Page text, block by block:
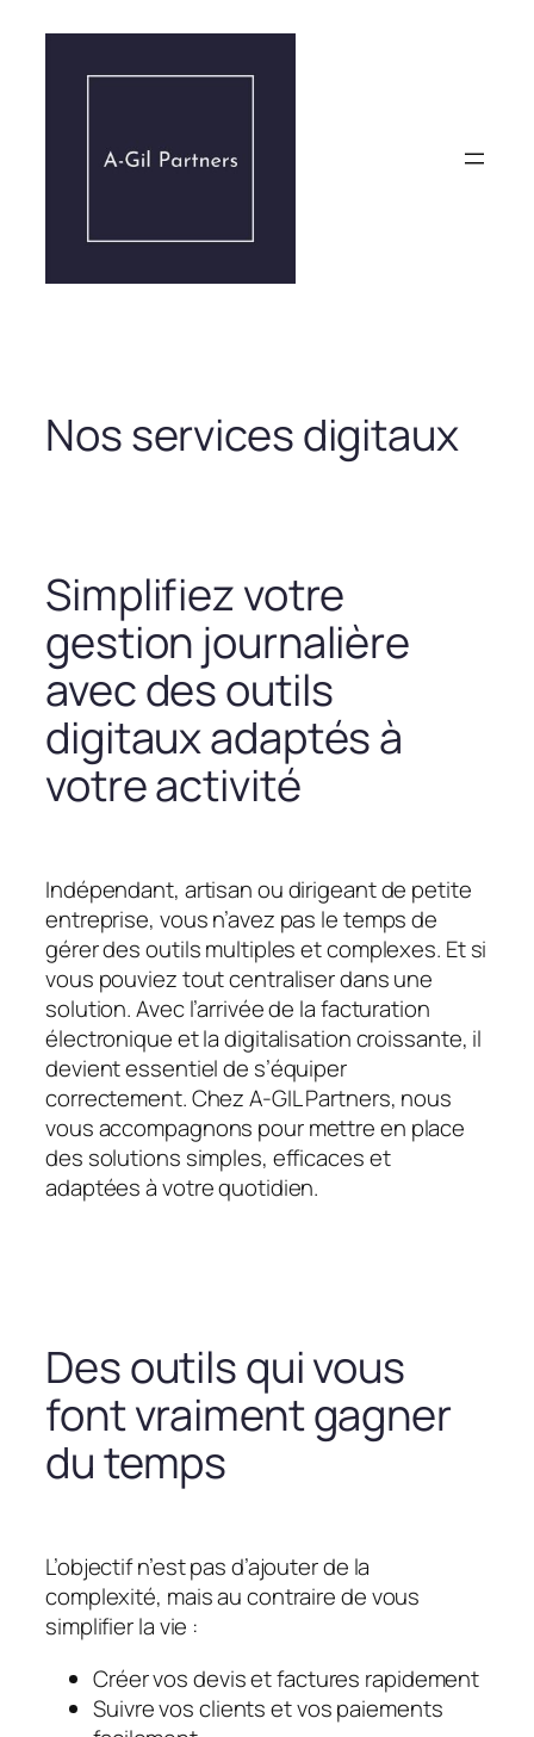
contenu
Nos services digitaux
Simplifiez votre
gestion journalière
avec des outils
digitaux adaptés à
votre activité
Indépendant, artisan ou dirigeant de petite
entreprise, vous n’avez pas le temps de
gérer des outils multiples et complexes. Et si
vous pouviez tout centraliser dans une
solution. Avec l’arrivée de la facturation
électronique et la digitalisation croissante, il
devient essentiel de s’équiper
correctement. Chez A-GIL Partners, nous
vous accompagnons pour mettre en place
des solutions simples, efficaces et
adaptées à votre quotidien.
Des outils qui vous
font vraiment gagner
du temps
L’objectif n’est pas d’ajouter de la
complexité, mais au contraire de vous
simplifier la vie :
Créer vos devis et factures rapidement
Suivre vos clients et vos paiements